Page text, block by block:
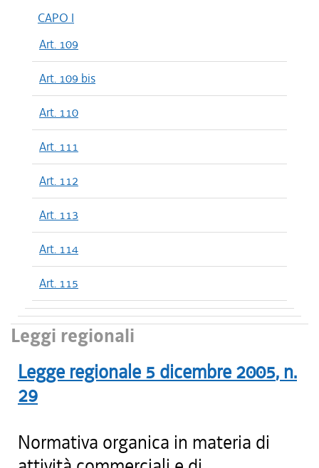
CAPO I
Art. 109
Art. 109 bis
Art. 110
Art. 111
Art. 112
Art. 113
Art. 114
Art. 115
Leggi regionali
Legge regionale 5 dicembre 2005, n.
29
Normativa organica in materia di